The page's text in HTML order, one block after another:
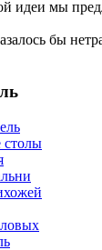
идеи мы
бы